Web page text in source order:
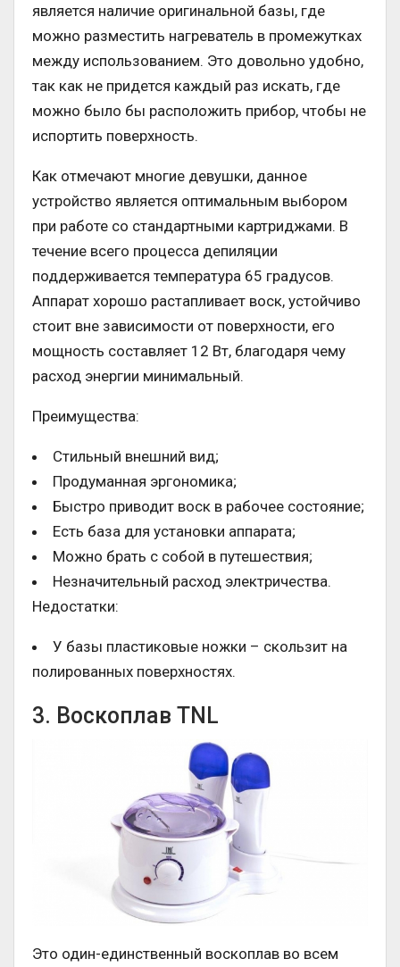
является наличие оригинальной базы, где
можно разместить нагреватель в промежутках
между использованием. Это довольно удобно,
так как не придется каждый раз искать, где
можно было бы расположить прибор, чтобы не
испортить поверхность.
Как отмечают многие девушки, данное
устройство является оптимальным выбором
при работе со стандартными картриджами. В
течение всего процесса депиляции
поддерживается температура 65 градусов.
Аппарат хорошо растапливает воск, устойчиво
стоит вне зависимости от поверхности, его
мощность составляет 12 Вт, благодаря чему
расход энергии минимальный.
Преимущества:
Стильный внешний вид;
Продуманная эргономика;
Быстро приводит воск в рабочее состояние;
Есть база для установки аппарата;
Можно брать с собой в путешествия;
Незначительный расход электричества.
Недостатки:
У базы пластиковые ножки – скользит на
полированных поверхностях.
3. Воскоплав TNL
Это один-единственный воскоплав во всем